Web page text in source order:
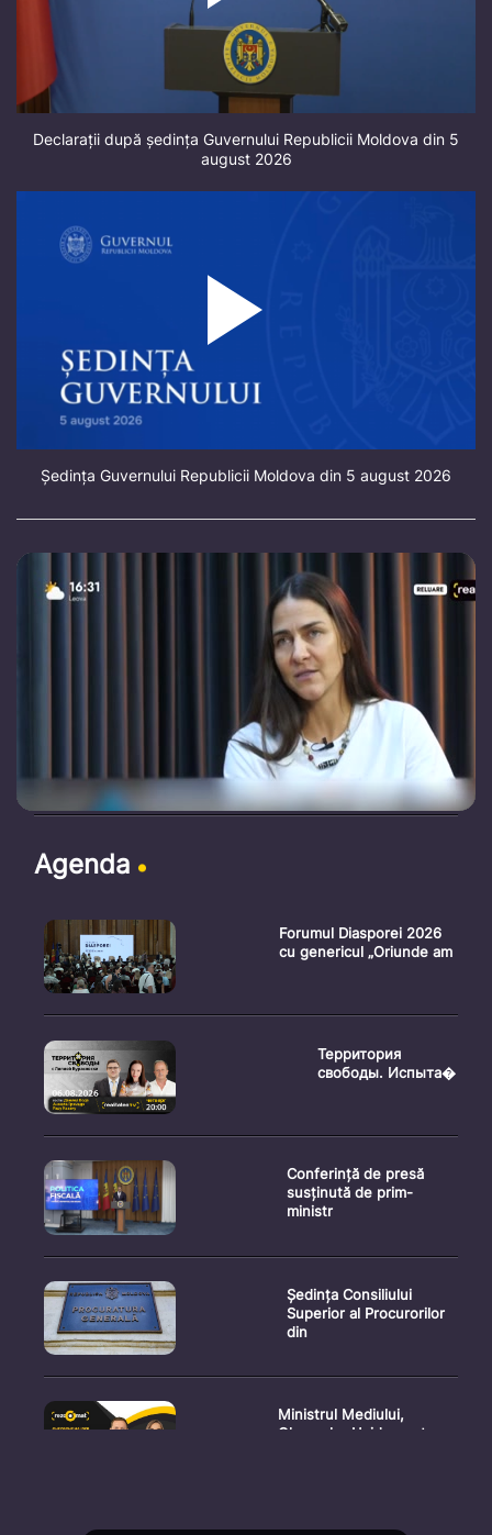
Declarații după ședința Guvernului Republicii Moldova din 5
august 2026
Ședința Guvernului Republicii Moldova din 5 august 2026
Agenda
Forumul Diasporei 2026
cu genericul „Oriunde am
Территория
свободы. Испыта�
Conferință de presă
susținută de prim-
ministr
Ședința Consiliului
Superior al Procurorilor
din
Ministrul Mediului,
Gheorghe Hajder, este